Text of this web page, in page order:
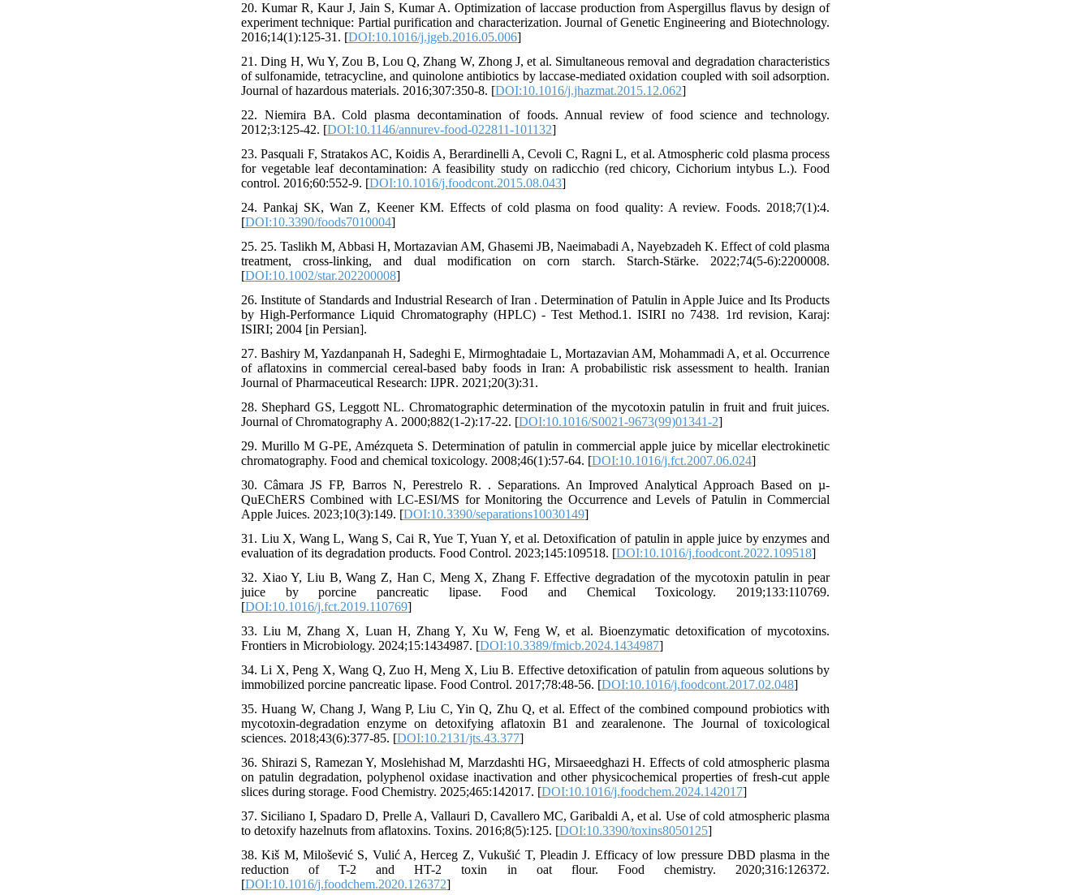
20. Kumar R, Kaur J, Jain S, Kumar A. Optimization of laccase production from Aspergillus flavus by design of
experiment technique: Partial purification and characterization. Journal of Genetic Engineering and Biotechnology.
2016;14(1):125-31. [DOI:10.1016/j.jgeb.2016.05.006]
21. Ding H, Wu Y, Zou B, Lou Q, Zhang W, Zhong J, et al. Simultaneous removal and degradation characteristics
of sulfonamide, tetracycline, and quinolone antibiotics by laccase-mediated oxidation coupled with soil adsorption.
Journal of hazardous materials. 2016;307:350-8. [DOI:10.1016/j.jhazmat.2015.12.062]
22. Niemira BA. Cold plasma decontamination of foods. Annual review of food science and technology.
2012;3:125-42. [DOI:10.1146/annurev-food-022811-101132]
23. Pasquali F, Stratakos AC, Koidis A, Berardinelli A, Cevoli C, Ragni L, et al. Atmospheric cold plasma process
for vegetable leaf decontamination: A feasibility study on radicchio (red chicory, Cichorium intybus L.). Food
control. 2016;60:552-9. [DOI:10.1016/j.foodcont.2015.08.043]
24. Pankaj SK, Wan Z, Keener KM. Effects of cold plasma on food quality: A review. Foods. 2018;7(1):4.
[DOI:10.3390/foods7010004]
25. 25. Taslikh M, Abbasi H, Mortazavian AM, Ghasemi JB, Naeimabadi A, Nayebzadeh K. Effect of cold plasma
treatment, cross‐linking, and dual modification on corn starch. Starch‐Stärke. 2022;74(5-6):2200008.
[DOI:10.1002/star.202200008]
26. Institute of Standards and Industrial Research of Iran . Determination of Patulin in Apple Juice and Its Products
by High-Performance Liquid Chromatography (HPLC) - Test Method.1. ISIRI no 7438. 1rd revision, Karaj:
ISIRI; 2004 [in Persian].
27. Bashiry M, Yazdanpanah H, Sadeghi E, Mirmoghtadaie L, Mortazavian AM, Mohammadi A, et al. Occurrence
of aflatoxins in commercial cereal-based baby foods in Iran: A probabilistic risk assessment to health. Iranian
Journal of Pharmaceutical Research: IJPR. 2021;20(3):31.
28. Shephard GS, Leggott NL. Chromatographic determination of the mycotoxin patulin in fruit and fruit juices.
Journal of Chromatography A. 2000;882(1-2):17-22. [DOI:10.1016/S0021-9673(99)01341-2]
29. Murillo M G-PE, Amézqueta S. Determination of patulin in commercial apple juice by micellar electrokinetic
chromatography. Food and chemical toxicology. 2008;46(1):57-64. [DOI:10.1016/j.fct.2007.06.024]
30. Câmara JS FP, Barros N, Perestrelo R. . Separations. An Improved Analytical Approach Based on µ-
QuEChERS Combined with LC-ESI/MS for Monitoring the Occurrence and Levels of Patulin in Commercial
Apple Juices. 2023;10(3):149. [DOI:10.3390/separations10030149]
31. Liu X, Wang L, Wang S, Cai R, Yue T, Yuan Y, et al. Detoxification of patulin in apple juice by enzymes and
evaluation of its degradation products. Food Control. 2023;145:109518. [DOI:10.1016/j.foodcont.2022.109518]
32. Xiao Y, Liu B, Wang Z, Han C, Meng X, Zhang F. Effective degradation of the mycotoxin patulin in pear
juice by porcine pancreatic lipase. Food and Chemical Toxicology. 2019;133:110769.
[DOI:10.1016/j.fct.2019.110769]
33. Liu M, Zhang X, Luan H, Zhang Y, Xu W, Feng W, et al. Bioenzymatic detoxification of mycotoxins.
Frontiers in Microbiology. 2024;15:1434987. [DOI:10.3389/fmicb.2024.1434987]
34. Li X, Peng X, Wang Q, Zuo H, Meng X, Liu B. Effective detoxification of patulin from aqueous solutions by
immobilized porcine pancreatic lipase. Food Control. 2017;78:48-56. [DOI:10.1016/j.foodcont.2017.02.048]
35. Huang W, Chang J, Wang P, Liu C, Yin Q, Zhu Q, et al. Effect of the combined compound probiotics with
mycotoxin-degradation enzyme on detoxifying aflatoxin B1 and zearalenone. The Journal of toxicological
sciences. 2018;43(6):377-85. [DOI:10.2131/jts.43.377]
36. Shirazi S, Ramezan Y, Moslehishad M, Marzdashti HG, Mirsaeedghazi H. Effects of cold atmospheric plasma
on patulin degradation, polyphenol oxidase inactivation and other physicochemical properties of fresh-cut apple
slices during storage. Food Chemistry. 2025;465:142017. [DOI:10.1016/j.foodchem.2024.142017]
37. Siciliano I, Spadaro D, Prelle A, Vallauri D, Cavallero MC, Garibaldi A, et al. Use of cold atmospheric plasma
to detoxify hazelnuts from aflatoxins. Toxins. 2016;8(5):125. [DOI:10.3390/toxins8050125]
38. Kiš M, Milošević S, Vulić A, Herceg Z, Vukušić T, Pleadin J. Efficacy of low pressure DBD plasma in the
reduction of T-2 and HT-2 toxin in oat flour. Food chemistry. 2020;316:126372.
[DOI:10.1016/j.foodchem.2020.126372]